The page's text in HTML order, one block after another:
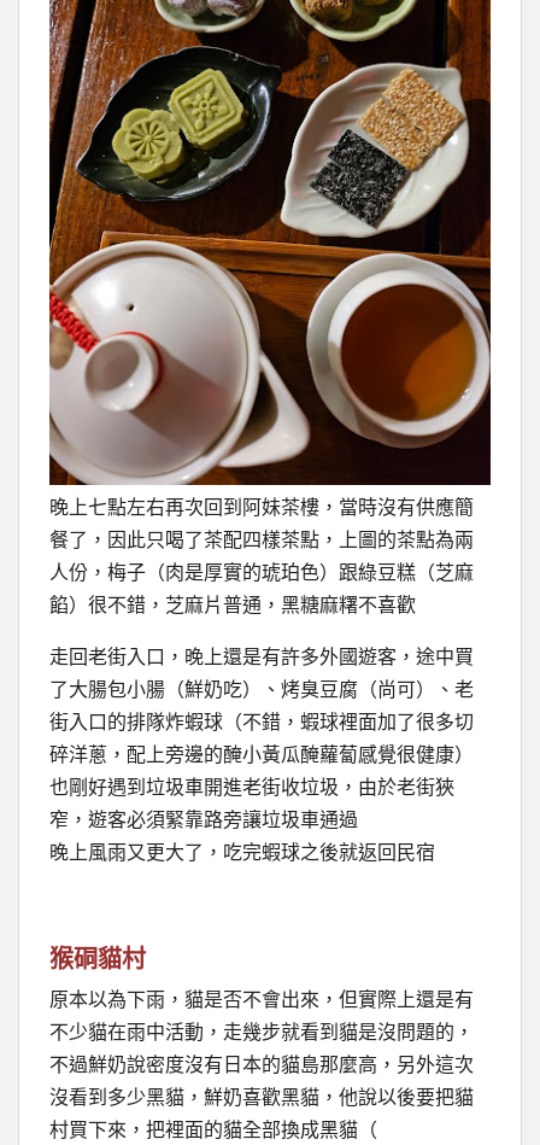
晚上七點左右再次回到阿妹茶樓，當時沒有供應簡
餐了，因此只喝了茶配四樣茶點，上圖的茶點為兩
人份，梅子（肉是厚實的琥珀色）跟綠豆糕（芝麻
餡）很不錯，芝麻片普通，黑糖麻糬不喜歡
走回老街入口，晚上還是有許多外國遊客，途中買
了大腸包小腸（鮮奶吃）、烤臭豆腐（尚可）、老
街入口的排隊炸蝦球（不錯，蝦球裡面加了很多切
碎洋蔥，配上旁邊的醃小黃瓜醃蘿蔔感覺很健康）
也剛好遇到垃圾車開進老街收垃圾，由於老街狹
窄，遊客必須緊靠路旁讓垃圾車通過
晚上風雨又更大了，吃完蝦球之後就返回民宿
猴硐貓村
原本以為下雨，貓是否不會出來，但實際上還是有
不少貓在雨中活動，走幾步就看到貓是沒問題的，
不過鮮奶說密度沒有日本的貓島那麼高，另外這次
沒看到多少黑貓，鮮奶喜歡黑貓，他說以後要把貓
村買下來，把裡面的貓全部換成黑貓（